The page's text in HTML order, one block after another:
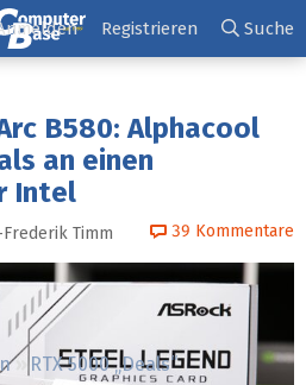
RTX 5000 „Deals“
Registrieren Suche
B580: Alphacool
an einen
Intel
Frederik Timm 39 Kommentare